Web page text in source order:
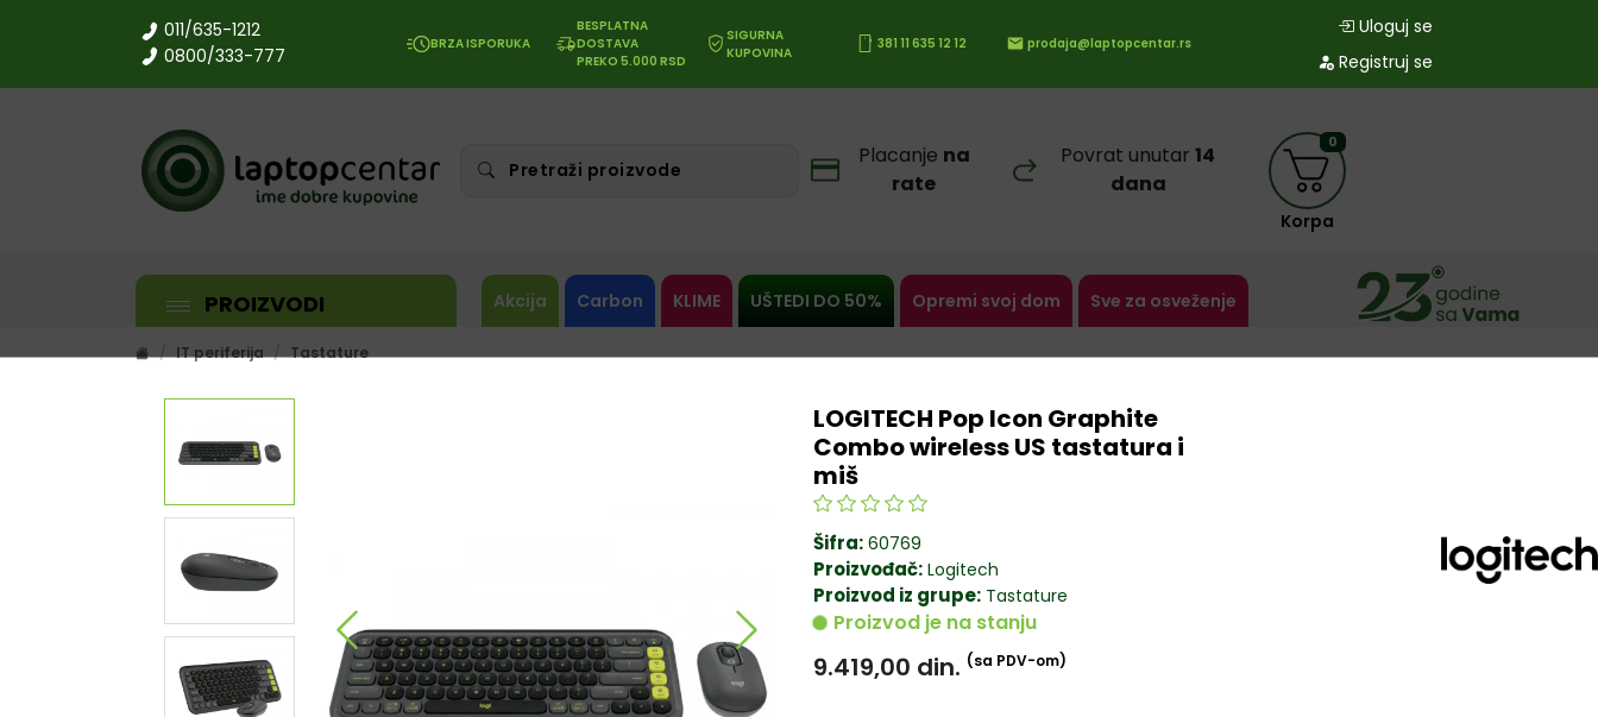
011/635-1212
0800/333-777
BRZA ISPORUKA
BESPLATNA
DOSTAVA
PREKO 5.000 RSD
SIGURNA
KUPOVINA
381 11 635 12 12 prodaja@laptopcentar.rs
Uloguj se
Registruj se
Placanje na
rate
Povrat unutar14
dana
0
Korpa
PROIZVODI Akcija Carbon KLIME UŠTEDI DO 50% Opremi svoj dom Sve za osveženje
IT periferija Tastature
LOGITECH Pop Icon Graphite
Combo wireless US tastatura i
miš
Šifra: 60769
Proizvođač: Logitech
Proizvod iz grupe: Tastature
Proizvod je na stanju
9.419,00 din. (sa PDV-om)